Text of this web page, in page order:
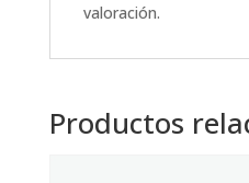
valoración.
Productos